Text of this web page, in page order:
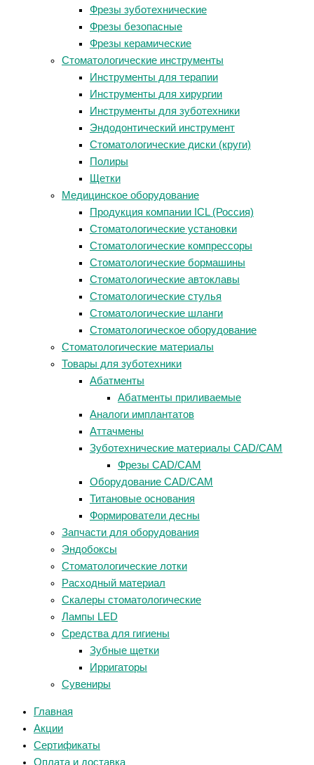
Фрезы зуботехнические
Фрезы безопасные
Фрезы керамические
Стоматологические инструменты
Инструменты для терапии
Инструменты для хирургии
Инструменты для зуботехники
Эндодонтический инструмент
Стоматологические диски (круги)
Полиры
Щетки
Медицинское оборудование
Продукция компании ICL (Россия)
Стоматологические установки
Стоматологические компрессоры
Стоматологические бормашины
Стоматологические автоклавы
Стоматологические стулья
Стоматологические шланги
Стоматологическое оборудование
Стоматологические материалы
Товары для зуботехники
Абатменты
Абатменты приливаемые
Аналоги имплантатов
Аттачмены
Зуботехнические материалы CAD/CAM
Фрезы CAD/CAM
Оборудование CAD/CAM
Титановые основания
Формирователи десны
Запчасти для оборудования
Эндобоксы
Стоматологические лотки
Расходный материал
Скалеры стоматологические
Лампы LED
Средства для гигиены
Зубные щетки
Ирригаторы
Сувениры
Главная
Акции
Сертификаты
Оплата и доставка